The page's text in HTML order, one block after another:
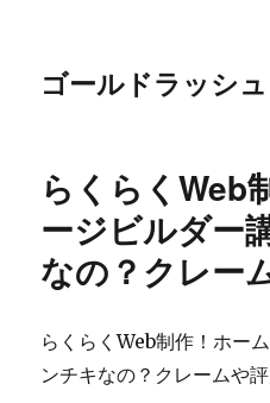
ゴールドラッシュ
らくらくWeb
ージビルダー
なの？クレー
らくらくWeb制作！ホー
ンチキなの？クレームや